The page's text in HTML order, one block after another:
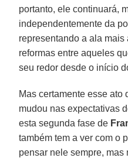
portanto, ele continuará,
independentemente da
representando a ala
reformas entre aqueles
seu redor desde o início
Mas certamente esse
mudou nas expectativas
esta segunda fase de
também tem a ver com o
pensar nele sempre, mas